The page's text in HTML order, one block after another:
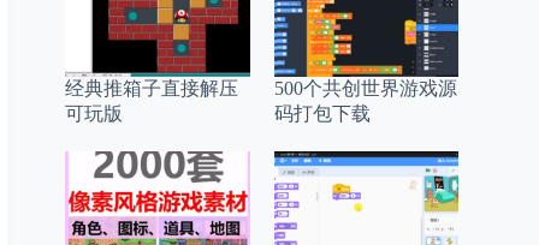
经典推箱子直接解压
可玩版
500个共创世界游戏源
码打包下载